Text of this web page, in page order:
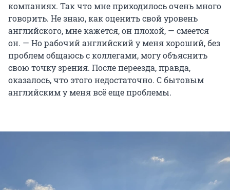
компаниях. Так что мне приходилось очень много
говорить. Не знаю, как оценить свой уровень
английского, мне кажется, он плохой, — смеется
он. — Но рабочий английский у меня хороший, без
проблем общаюсь с коллегами, могу объяснить
свою точку зрения. После переезда, правда,
оказалось, что этого недостаточно. С бытовым
английским у меня всё еще проблемы.